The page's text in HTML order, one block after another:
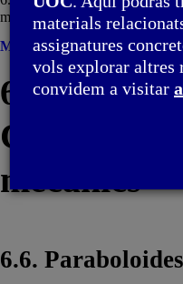
mecànics / 6.6. Paraboloides
Menú
6.
Catenàries
mecànics
6.6. Paraboloides
materials
assignatures
vols explorar altres
convidem a visitar